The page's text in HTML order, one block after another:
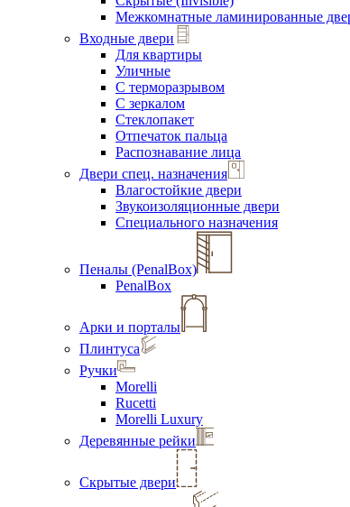
Межкомнатные ламинированные
Входные двери
Для квартиры
Уличные
С терморазрывом
С зеркалом
Стеклопакет
Отпечаток пальца
Распознавание лица
Двери спец. назначения
Влагостойкие двери
Звукоизоляционные двери
Специального назначения
Пеналы (PenalBox)
PenalBox
Арки и порталы
Плинтуса
Ручки
Morelli
Rucetti
Morelli Luxury
Деревянные рейки
Скрытые двери